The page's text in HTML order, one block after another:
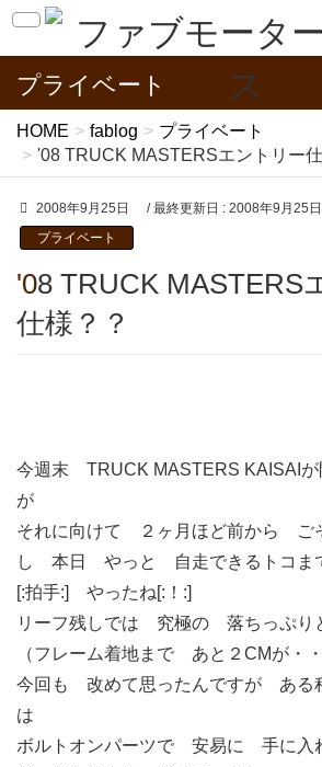
プライベート
HOME fablog
プライベート
'08 TRUCK MASTERSエントリー
2008年9月25日 / 最終更新日 : 2008年9月25日
プライベート
'08 TRUCK MASTERSエントリー
仕様？？
今週末 TRUCK MASTERS KAISAIが
が
それに向けて ２ヶ月ほど前から ご
し 本日 やっと 自走できるトコま
[:拍手:] やったね[:！:]
リーフ残しでは 究極の 落ちっぷり
（フレーム着地まで あと２CMが・
今回も 改めて思ったんですが ある
は
ボルトオンパーツで 安易に 手に入